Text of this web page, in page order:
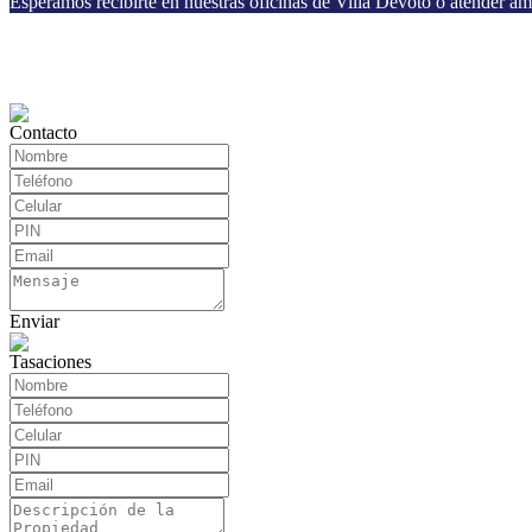
Contacto
Enviar
Tasaciones